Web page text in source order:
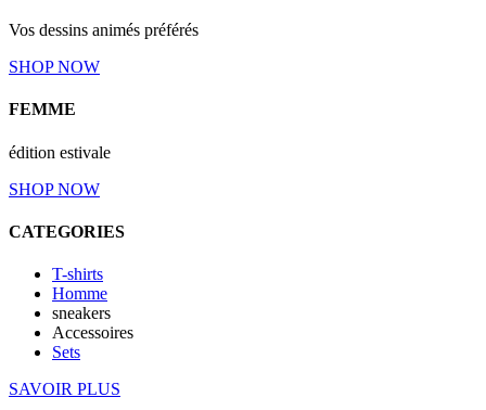
Vos dessins animés préférés
SHOP NOW
FEMME
édition estivale
SHOP NOW
CATEGORIES
T-shirts
Homme
sneakers
Accessoires
Sets
SAVOIR PLUS